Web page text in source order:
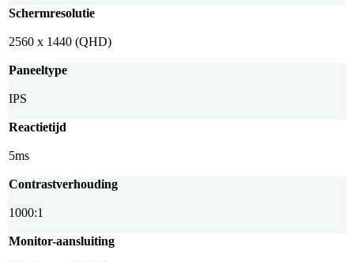
Schermresolutie
2560 x 1440 (QHD)
Paneeltype
IPS
Reactietijd
5ms
Contrastverhouding
1000:1
Monitor-aansluiting